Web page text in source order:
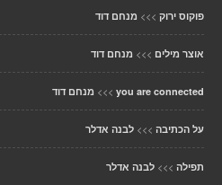
פוקוס ירוק >>> מנחם דוד
אוצר מילים >>> מנחם דוד
you are connected
>>> מנחם דוד
על הכתיבה >>> לבנה אדלר
תפילה >>> לבנה אדלר